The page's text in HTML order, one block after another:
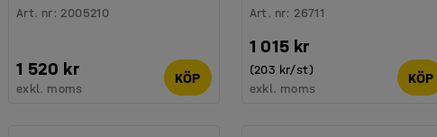
Art. nr: 2005210
1 520 kr
exkl. moms
KÖP
Art. nr: 26711
1 015 kr
(203 kr/st)
exkl. moms
KÖP